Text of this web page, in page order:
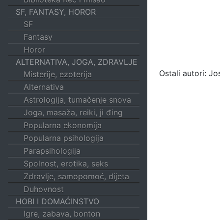
SF, FANTASY, HOROR
SF
Fantasy
Horor
ALTERNATIVA, JOGA, ZDRAVLJE
Misterije, ezoterija
Alternativa
Astrologija, tumačenje snova
Joga, masaža, reiki, ji đing
Popularna ekonomija
Popularna psihologija
Parapsihologija
Spolnost, erotika, seks
Zdravlje, samopomoć, dijeta
Duhovnost
HOBI I DOMAĆINSTVO
Igre, zabava, bonton
Ostali autori: